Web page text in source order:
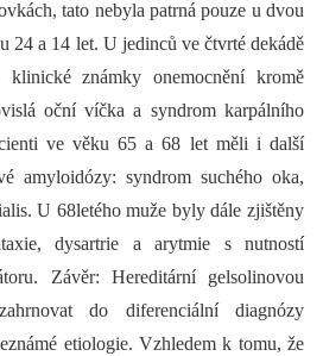
tato nebyla patrná pouze u dvou
24 a 14 let. U jedinců ve čtvrté dekádě
známky onemocnění kromě
oční víčka a syndrom karpálního
ve věku 65 a 68 let měli i další
amyloidózy: syndrom suchého oka,
U 68letého muže byly dále zjištěny
dysartrie a arytmie s nutností
Závěr: Hereditární gelsolinovou
do diferenciální dia­gnózy
etiologie. Vzhledem k tomu, že